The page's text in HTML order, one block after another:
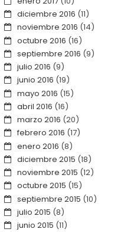
diciembre 2016 (11)
noviembre 2016 (14)
octubre 2016 (16)
septiembre 2016 (9)
julio 2016 (9)
junio 2016 (19)
mayo 2016 (15)
abril 2016 (16)
marzo 2016 (20)
febrero 2016 (17)
enero 2016 (8)
diciembre 2015 (18)
noviembre 2015 (12)
octubre 2015 (15)
septiembre 2015 (10)
julio 2015 (8)
junio 2015 (11)